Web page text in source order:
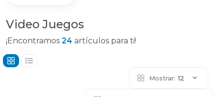
Video Juegos
¡Encontramos 24 artículos para ti!
Mostrar: 12